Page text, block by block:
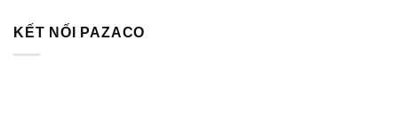
KẾT NỐI PAZACO